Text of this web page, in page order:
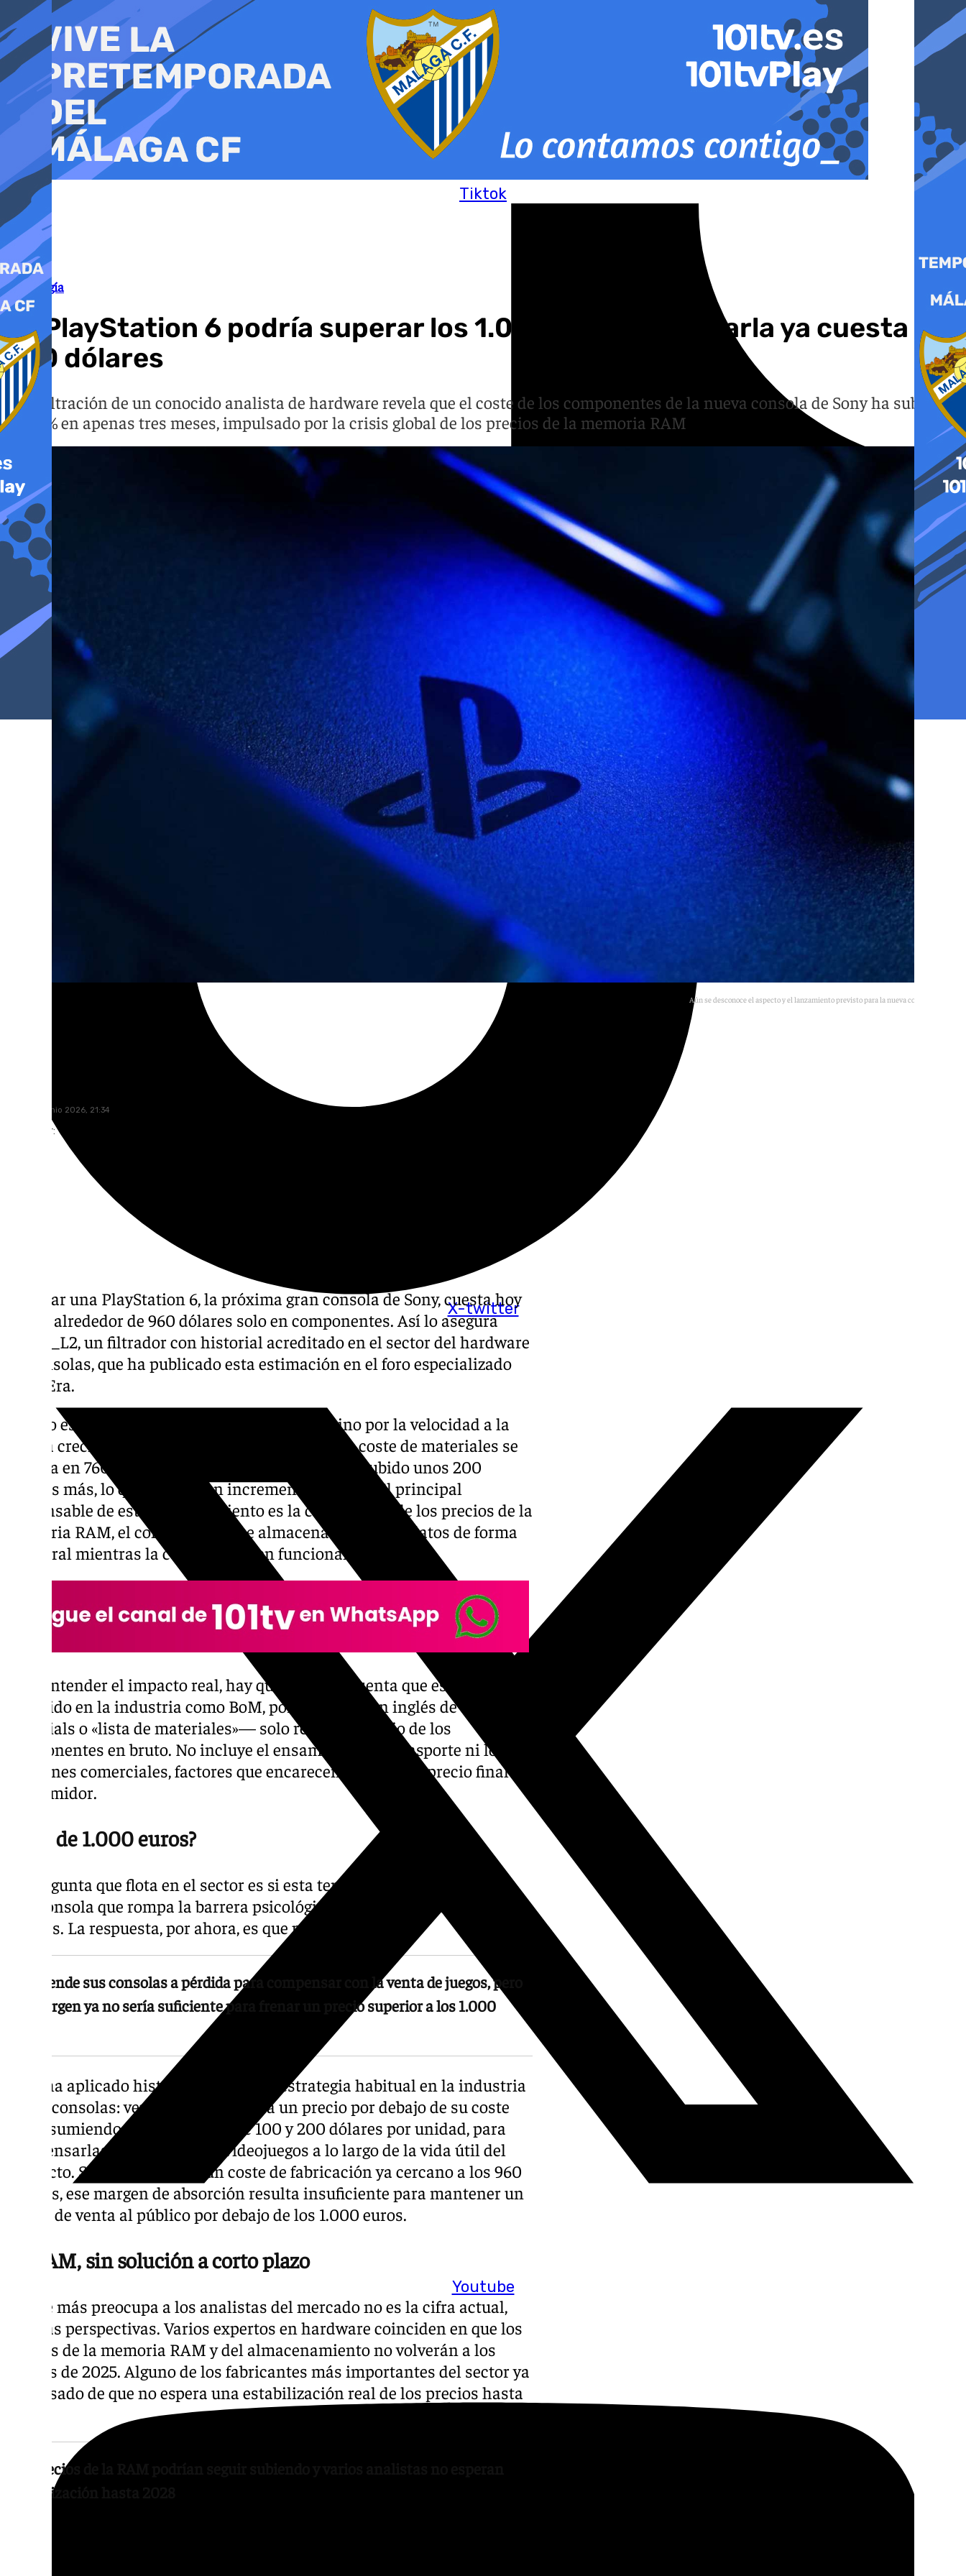
al
contenido
Tiktok
X-twitter
Youtube
Tecnología
La PlayStation 6 podría superar los 1.000 euros: fabricarla ya cuesta
960 dólares
Una filtración de un conocido analista de hardware revela que el coste de los componentes de la nueva consola de Sony ha subido
un 26% en apenas tres meses, impulsado por la crisis global de los precios de la memoria RAM
Aún se desconoce el aspecto y el lanzamiento previsto para la nueva consola de Sony.
lunes, 29 junio 2026, 21:34
Compartir:
Fabricar una PlayStation 6, la próxima gran consola de Sony, cuesta hoy
en día alrededor de 960 dólares solo en componentes. Así lo asegura
Kepler_L2, un filtrador con historial acreditado en el sector del hardware
de consolas, que ha publicado esta estimación en el foro especializado
ResetEra.
El dato es llamativo no solo por la cifra en sí, sino por la velocidad a la
que ha crecido. En marzo de este año, ese mismo coste de materiales se
situaba en 760 dólares. En apenas tres meses, ha subido unos 200
dólares más, lo que supone un incremento del 26%. El principal
responsable de este encarecimiento es la crisis global de los precios de la
memoria RAM, el componente que almacena y gestiona datos de forma
temporal mientras la consola está en funcionamiento.
Para entender el impacto real, hay que tener en cuenta que este coste —
conocido en la industria como BoM, por sus siglas en inglés de Bill of
Materials o «lista de materiales»— solo recoge el precio de los
componentes en bruto. No incluye el ensamblado, el transporte ni los
márgenes comerciales, factores que encarecen aún más el precio final al
consumidor.
¿Más de 1.000 euros?
La pregunta que flota en el sector es si esta tendencia puede derivar en
una consola que rompa la barrera psicológica de los 1.000 euros en
tiendas. La respuesta, por ahora, es que podría ocurrir.
Sony vende sus consolas a pérdida para compensar con la venta de juegos, pero
ese margen ya no sería suficiente para frenar un precio superior a los 1.000
Sony ha aplicado históricamente una estrategia habitual en la industria
de las consolas: vender el hardware a un precio por debajo de su coste
real, asumiendo pérdidas de entre 100 y 200 dólares por unidad, para
compensarlas con la venta de videojuegos a lo largo de la vida útil del
producto. Sin embargo, con un coste de fabricación ya cercano a los 960
dólares, ese margen de absorción resulta insuficiente para mantener un
precio de venta al público por debajo de los 1.000 euros.
La RAM, sin solución a corto plazo
Lo que más preocupa a los analistas del mercado no es la cifra actual,
sino las perspectivas. Varios expertos en hardware coinciden en que los
precios de la memoria RAM y del almacenamiento no volverán a los
niveles de 2025. Alguno de los fabricantes más importantes del sector ya
ha avisado de que no espera una estabilización real de los precios hasta
Los precios de la RAM podrían seguir subiendo y varios analistas no esperan
estabilización hasta 2028